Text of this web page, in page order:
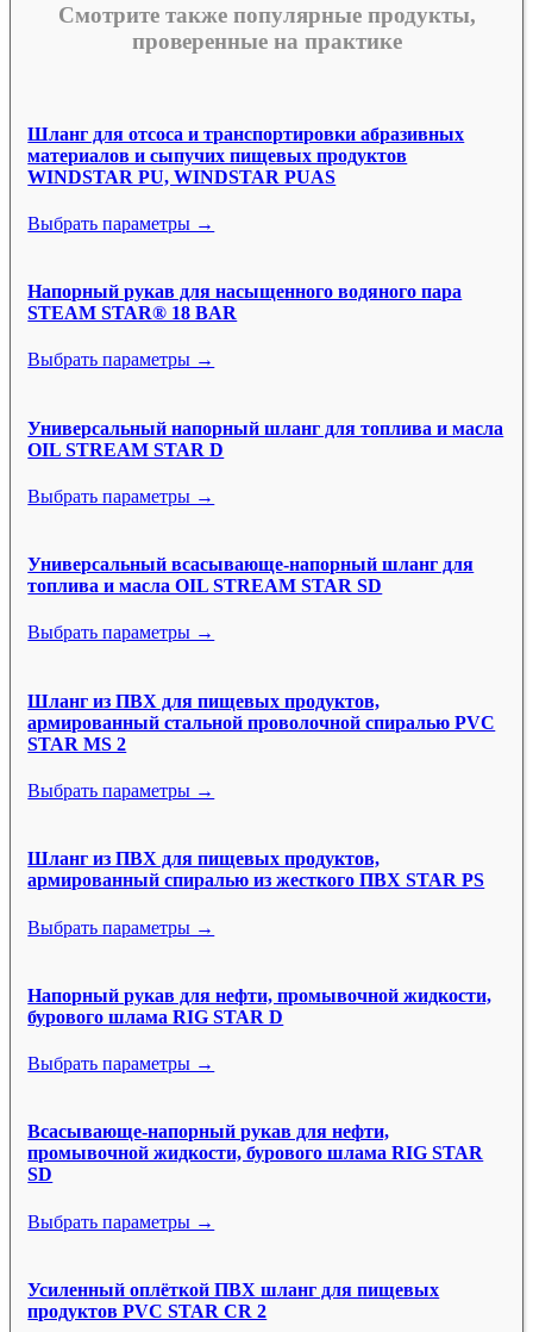
Смотрите также популярные продукты,
проверенные на практике
Шланг для отсоса и транспортировки абразивных
материалов и сыпучих пищевых продуктов
WINDSTAR PU, WINDSTAR PUAS
Выбрать параметры →
Напорный рукав для насыщенного водяного пара
STEAM STAR® 18 BAR
Выбрать параметры →
Универсальный напорный шланг для топлива и масла
OIL STREAM STAR D
Выбрать параметры →
Универсальный всасывающе-напорный шланг для
топлива и масла OIL STREAM STAR SD
Выбрать параметры →
Шланг из ПВХ для пищевых продуктов,
армированный стальной проволочной спиралью PVC
STAR MS 2
Выбрать параметры →
Шланг из ПВХ для пищевых продуктов,
армированный спиралью из жесткого ПВХ STAR PS
Выбрать параметры →
Напорный рукав для нефти, промывочной жидкости,
бурового шлама RIG STAR D
Выбрать параметры →
Всасывающе-напорный рукав для нефти,
промывочной жидкости, бурового шлама RIG STAR
SD
Выбрать параметры →
Усиленный оплёткой ПВХ шланг для пищевых
продуктов PVC STAR CR 2